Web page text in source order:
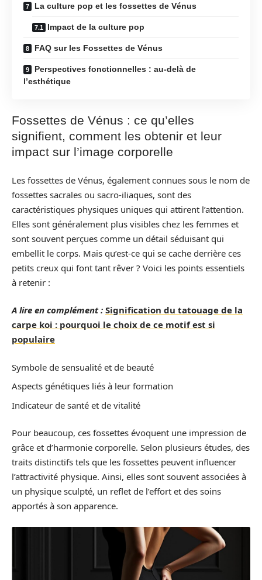
La culture pop et les fossettes de Vénus
Impact de la culture pop
FAQ sur les Fossettes de Vénus
Perspectives fonctionnelles : au-delà de
l’esthétique
Fossettes de Vénus : ce qu’elles
signifient, comment les obtenir et leur
impact sur l’image corporelle
Les fossettes de Vénus, également connues sous le nom de
fossettes sacrales ou sacro-iliaques, sont des
caractéristiques physiques uniques qui attirent l’attention.
Elles sont généralement plus visibles chez les femmes et
sont souvent perçues comme un détail séduisant qui
embellit le corps. Mais qu’est-ce qui se cache derrière ces
petits creux qui font tant rêver ? Voici les points essentiels
à retenir :
A lire en complément : Signification du tatouage de la
carpe koi : pourquoi le choix de ce motif est si
populaire
Symbole de sensualité et de beauté
Aspects génétiques liés à leur formation
Indicateur de santé et de vitalité
Pour beaucoup, ces fossettes évoquent une impression de
grâce et d’harmonie corporelle. Selon plusieurs études, des
traits distinctifs tels que les fossettes peuvent influencer
l’attractivité physique. Ainsi, elles sont souvent associées à
un physique sculpté, un reflet de l’effort et des soins
apportés à son apparence.